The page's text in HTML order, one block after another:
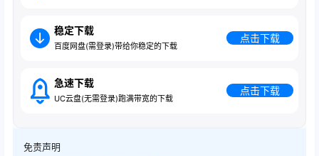
稳定下载
百度网盘(需登录)带给你稳定的下载
点击下载
急速下载
UC云盘(无需登录)跑满带宽的下载
点击下载
免责声明